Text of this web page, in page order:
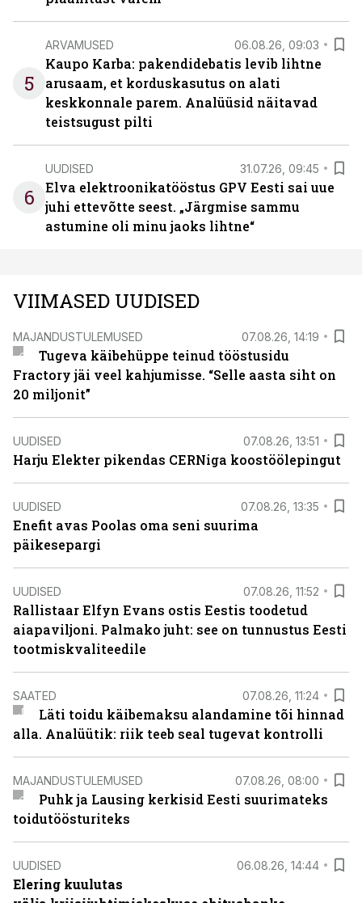
5
ARVAMUSED 06.08.26, 09:03
Kaupo Karba: pakendidebatis levib lihtne
arusaam, et korduskasutus on alati
keskkonnale parem. Analüüsid näitavad
teistsugust pilti
6
UUDISED 31.07.26, 09:45
Elva elektroonikatööstus GPV Eesti sai uue
juhi ettevõtte seest. „Järgmise sammu
astumine oli minu jaoks lihtne“
VIIMASED UUDISED
MAJANDUSTULEMUSED 07.08.26, 14:19
Tugeva käibehüppe teinud tööstusidu
Fractory jäi veel kahjumisse. “Selle aasta siht on
20 miljonit”
UUDISED 07.08.26, 13:51
Harju Elekter pikendas CERNiga koostöölepingut
UUDISED 07.08.26, 13:35
Enefit avas Poolas oma seni suurima
päikesepargi
UUDISED 07.08.26, 11:52
Rallistaar Elfyn Evans ostis Eestis toodetud
aiapaviljoni. Palmako juht: see on tunnustus Eesti
tootmiskvaliteedile
SAATED 07.08.26, 11:24
Läti toidu käibemaksu alandamine tõi hinnad
alla. Analüütik: riik teeb seal tugevat kontrolli
MAJANDUSTULEMUSED 07.08.26, 08:00
Puhk ja Lausing kerkisid Eesti suurimateks
toidutöösturiteks
UUDISED 06.08.26, 14:44
Elering kuulutas